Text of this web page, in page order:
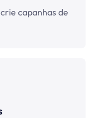
capanhas de